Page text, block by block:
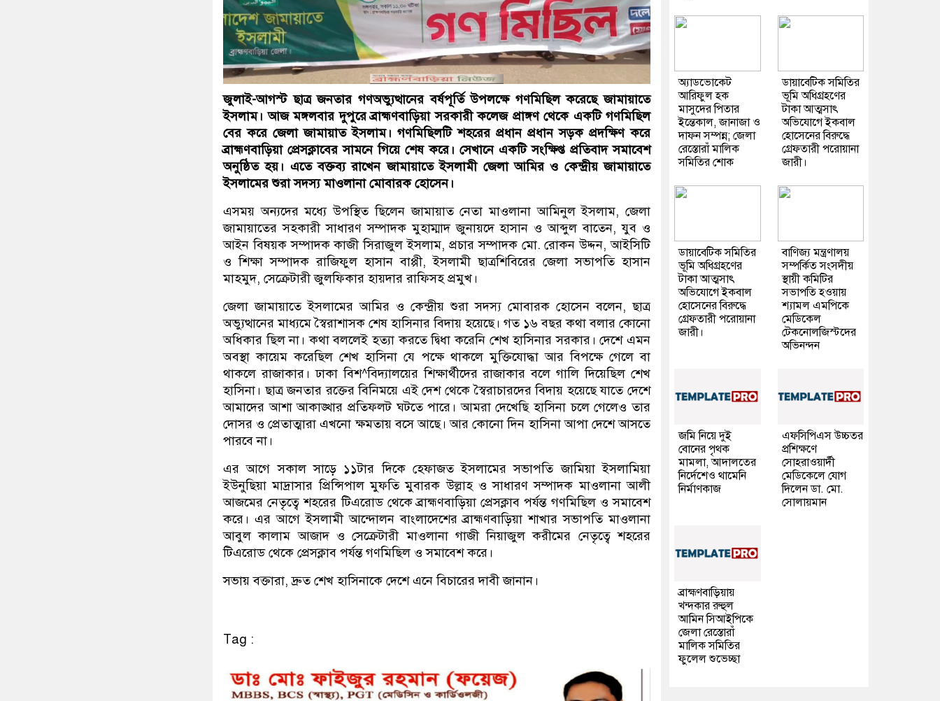
জুলাই-আগস্ট ছাত্র জনতার গণঅভ্যুত্থানের বর্ষপূর্তি উপলক্ষে গণমিছিল করেছে জামায়াতে
ইসলাম। আজ মঙ্গলবার দুপুরে ব্রাহ্মণবাড়িয়া সরকারী কলেজ প্রাঙ্গণ থেকে একটি গণমিছিল
বের করে জেলা জামায়াত ইসলাম। গণমিছিলটি শহরের প্রধান প্রধান সড়ক প্রদক্ষিণ করে
ব্রাহ্মণবাড়িয়া প্রেসক্লাবের সামনে গিয়ে শেষ করে। সেখানে একটি সংক্ষিপ্ত প্রতিবাদ সমাবেশ
অনুষ্ঠিত হয়। এতে বক্তব্য রাখেন জামায়াতে ইসলামী জেলা আমির ও কেন্দ্রীয় জামায়াতে
ইসলামের শুরা সদস্য মাওলানা মোবারক হোসেন।
এসময় অন্যদের মধ্যে উপস্থিত ছিলেন জামায়াত নেতা মাওলানা আমিনুল ইসলাম, জেলা
জামায়াতের সহকারী সাধারণ সম্পাদক মুহাম্মাদ জুনায়দে হাসান ও আব্দুল বাতেন, যুব ও
আইন বিষয়ক সম্পাদক কাজী সিরাজুল ইসলাম, প্রচার সম্পাদক মো. রোকন উদ্দন, আইসিটি
ও শিক্ষা সম্পাদক রাজিফুল হাসান বাপ্পী, ইসলামী ছাত্রশিবিরের জেলা সভাপতি হাসান
মাহমুদ, সেক্রেটারী জুলফিকার হায়দার রাফিসহ প্রমুখ।
জেলা জামায়াতে ইসলামের আমির ও কেন্দ্রীয় শুরা সদস্য মোবারক হোসেন বলেন, ছাত্র
অভ্যুত্থানের মাধ্যমে স্বৈরাশাসক শেষ হাসিনার বিদায় হয়েছে। গত ১৬ বছর কথা বলার কোনো
অধিকার ছিল না। কথা বললেই হত্যা করতে দ্বিধা করেনি শেখ হাসিনার সরকার। দেশে এমন
অবস্থা কায়েম করেছিল শেখ হাসিনা যে পক্ষে থাকলে মুক্তিযোদ্ধা আর বিপক্ষে গেলে বা
থাকলে রাজাকার। ঢাকা বিশ^বিদ্যালয়ের শিক্ষার্থীদের রাজাকার বলে গালি দিয়েছিল শেখ
হাসিনা। ছাত্র জনতার রক্তের বিনিময়ে এই দেশ থেকে স্বৈরাচারদের বিদায় হয়েছে যাতে দেশে
আমাদের আশা আকাঙ্খার প্রতিফলট ঘটতে পারে। আমরা দেখেছি হাসিনা চলে গেলেও তার
দোসর ও প্রেতাত্মারা এখনো ক্ষমতায় বসে আছে। আর কোনো দিন হাসিনা আপা দেশে আসতে
পারবে না।
এর আগে সকাল সাড়ে ১১টার দিকে হেফাজত ইসলামের সভাপতি জামিয়া ইসলামিয়া
ইউনুছিয়া মাদ্রাসার প্রিন্সিপাল মুফতি মুবারক উল্লাহ ও সাধারণ সম্পাদক মাওলানা আলী
আজমের নেতৃত্বে শহরের টিএরোড থেকে ব্রাহ্মণবাড়িয়া প্রেসক্লাব পর্যন্ত গণমিছিল ও সমাবেশ
করে। এর আগে ইসলামী আন্দোলন বাংলাদেশের ব্রাহ্মণবাড়িয়া শাখার সভাপতি মাওলানা
আবুল কালাম আজাদ ও সেক্রেটারী মাওলানা গাজী নিয়াজুল করীমের নেতৃত্বে শহরের
টিএরোড থেকে প্রেসক্লাব পর্যন্ত গণমিছিল ও সমাবেশ করে।
সভায় বক্তারা, দ্রুত শেখ হাসিনাকে দেশে এনে বিচারের দাবী জানান।
Tag :
অ্যাডভোকেট
আরিফুল হক
মাসুদের পিতার
ইন্তেকাল, জানাজা ও
দাফন সম্পন্ন; জেলা
রেস্তোরাঁ মালিক
সমিতির শোক
ডায়াবেটিক সমিতির
ভূমি অধিগ্রহণের
টাকা আত্মসাৎ
অভিযোগে ইকবাল
হোসেনের বিরুদ্ধে
গ্রেফতারী পরোয়ানা
জারী।
ডায়াবেটিক সমিতির
ভূমি অধিগ্রহণের
টাকা আত্মসাৎ
অভিযোগে ইকবাল
হোসেনের বিরুদ্ধে
গ্রেফতারী পরোয়ানা
জারী।
বাণিজ্য মন্ত্রণালয়
সম্পর্কিত সংসদীয়
স্থায়ী কমিটির
সভাপতি হওয়ায়
শ্যামল এমপিকে
মেডিকেল
টেকনোলজিস্টদের
অভিনন্দন
জমি নিয়ে দুই
বোনের পৃথক
মামলা, আদালতের
নির্দেশেও থামেনি
নির্মাণকাজ
এফসিপিএস উচ্চতর
প্রশিক্ষণে
সোহরাওয়ার্দী
মেডিকেলে যোগ
দিলেন ডা. মো.
সোলায়মান
ব্রাহ্মণবাড়িয়ায়
খন্দকার রুহুল
আমিন সিআইপিকে
জেলা রেস্তোরাঁ
মালিক সমিতির
ফুলেল শুভেচ্ছা